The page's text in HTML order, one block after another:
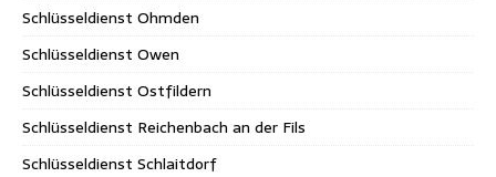
Schlüsseldienst Ohmden
Schlüsseldienst Owen
Schlüsseldienst Ostfildern
Schlüsseldienst Reichenbach an der Fils
Schlüsseldienst Schlaitdorf